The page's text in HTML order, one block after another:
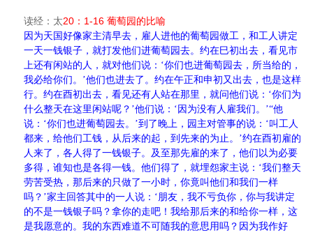
读经：太20 ： 1-16 葡萄园的比喻
因为天国好像家主清早去，雇人进他的葡萄园做工，和工人讲定
一天一钱银子，就打发他们进葡萄园去。约在巳初出去，看见市
上还有闲站的人，就对他们说：‘你们也进葡萄园去，所当给的，
我必给你们。’他们也进去了。约在午正和申初又出去，也是这样
行。约在酉初出去，看见还有人站在那里，就问他们说：‘你们为
什么整天在这里闲站呢？’他们说：‘因为没有人雇我们。’“他
说：‘你们也进葡萄园去。’到了晚上，园主对管事的说：‘叫工人
都来，给他们工钱，从后来的起，到先来的为止。’约在酉初雇的
人来了，各人得了一钱银子。及至那先雇的来了，他们以为必要
多得，谁知也是各得一钱。他们得了，就埋怨家主说：‘我们整天
劳苦受热，那后来的只做了一小时，你竟叫他们和我们一样
吗？’家主回答其中的一人说：‘朋友，我不亏负你，你与我讲定
的不是一钱银子吗？拿你的走吧！我给那后来的和给你一样，这
是我愿意的。我的东西难道不可随我的意思用吗？因为我作好